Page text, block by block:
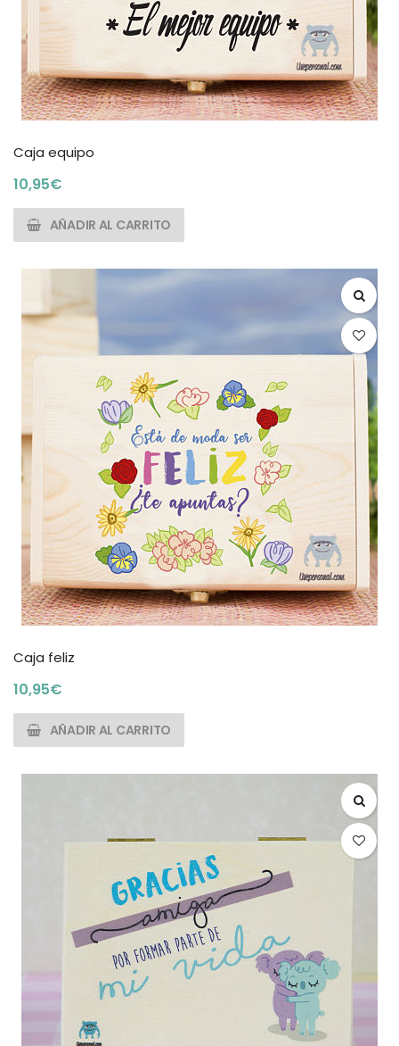
Caja equipo
10,95€
AÑADIR AL CARRITO
Caja feliz
10,95€
AÑADIR AL CARRITO